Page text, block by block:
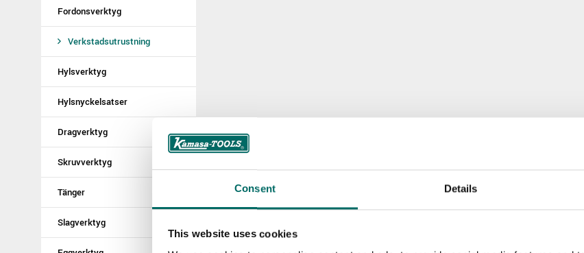
Consent Details
This website uses cookies
Fordonsverktyg
Verkstadsutrustning
Hylsverktyg
Hylsnyckelsatser
Dragverktyg
Skruvverktyg
Tänger
Slagverktyg